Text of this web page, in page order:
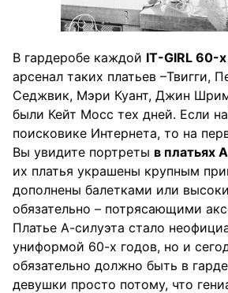
В гардеробе каждой IT-GIRL 60-
арсенал таких платьев –Твигги,
Седжвик, Мэри Куант, Джин
были Кейт Мосс тех дней. Если
поисковике Интернета, то на
Вы увидите портреты в платьях
их платья украшены крупным
дополнены балетками или
обязательно – потрясающими
Платье А-силуэта стало
униформой 60-х годов, но и
обязательно должно быть в
девушки просто потому, что